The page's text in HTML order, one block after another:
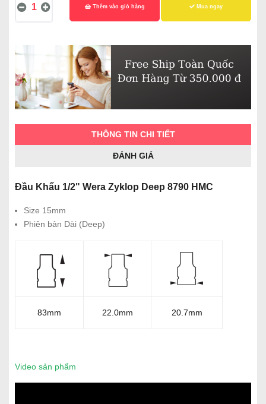
Thêm vào giỏ hàng Mua ngay
THÔNG TIN CHI TIẾT
ĐÁNH GIÁ
Đầu Khẩu 1/2" Wera Zyklop Deep 8790 HMC
Size 15mm
Phiên bản Dài (Deep)
83mm 22.0mm 20.7mm
Video sản phẩm